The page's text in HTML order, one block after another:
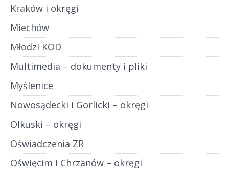
Kraków i okręgi
Miechów
Młodzi KOD
Multimedia – dokumenty i pliki
Myślenice
Nowosądecki i Gorlicki – okręgi
Olkuski – okręgi
Oświadczenia ZR
Oświęcim i Chrzanów – okręgi